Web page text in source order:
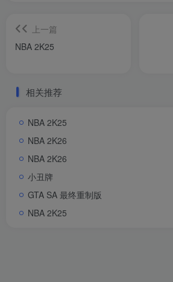
上一篇
NBA 2K25
相关推荐
NBA 2K25
NBA 2K26
NBA 2K26
小丑牌
GTA SA 最终重制版
NBA 2K25